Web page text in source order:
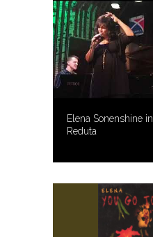
Elena Sonenshine in
Reduta